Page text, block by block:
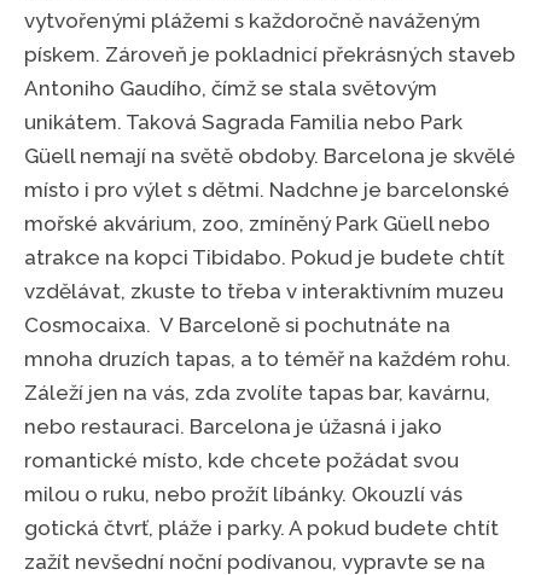
vytvořenými plážemi s každoročně naváženým
pískem. Zároveň je pokladnicí překrásných staveb
Antoniho Gaudího, čímž se stala světovým
unikátem. Taková Sagrada Familia nebo Park
Güell nemají na světě obdoby. Barcelona je skvělé
místo i pro výlet s dětmi. Nadchne je barcelonské
mořské akvárium, zoo, zmíněný Park Güell nebo
atrakce na kopci Tibidabo. Pokud je budete chtít
vzdělávat, zkuste to třeba v interaktivním muzeu
Cosmocaixa. V Barceloně si pochutnáte na
mnoha druzích tapas, a to téměř na každém rohu.
Záleží jen na vás, zda zvolíte tapas bar, kavárnu,
nebo restauraci. Barcelona je úžasná i jako
romantické místo, kde chcete požádat svou
milou o ruku, nebo prožít líbánky. Okouzlí vás
gotická čtvrť, pláže i parky. A pokud budete chtít
zažít nevšední noční podívanou, vypravte se na